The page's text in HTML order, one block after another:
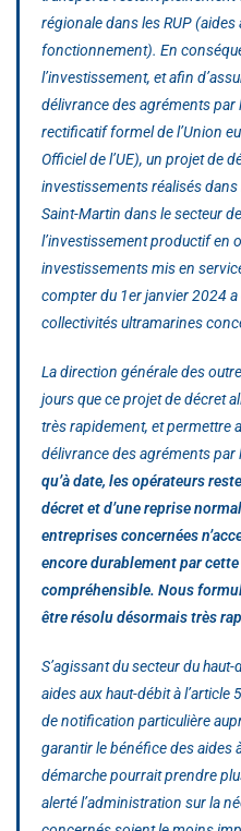
régionale dans les RUP (aides
fonctionnement). En
l’investissement, et afin
délivrance des agréments par
rectificatif formel de l’Union
Officiel de l’UE), un projet de
investissements réalisés dans
Saint-Martin dans le secteur
l’investissement productif en
investissements mis en
compter du 1er janvier 2024
collectivités ultramarines
La direction générale des
jours que ce projet de décret
très rapidement, et permettre
délivrance des agréments par
qu’à date, les opérateurs
décret et d’une reprise
entreprises concernées
encore durablement par
compréhensible. Nous
être résolu désormais très
S’agissant du secteur du
aides aux haut-débit à l’article
de notification particulière
garantir le bénéfice des aides
démarche pourrait prendre
alerté l’administration sur la